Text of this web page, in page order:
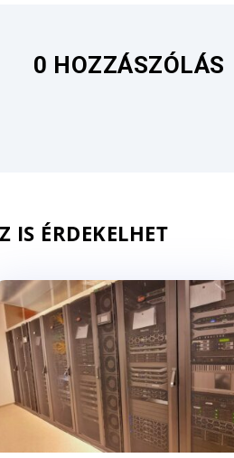
0 HOZZÁSZÓLÁS
IS ÉRDEKELHET